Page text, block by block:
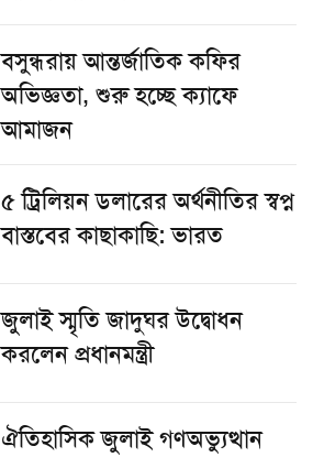
বসুন্ধরায় আন্তর্জাতিক কফির
অভিজ্ঞতা, শুরু হচ্ছে ক্যাফে
আমাজন
৫ ট্রিলিয়ন ডলারের অর্থনীতির স্বপ্ন
বাস্তবের কাছাকাছি: ভারত
জুলাই স্মৃতি জাদুঘর উদ্বোধন
করলেন প্রধানমন্ত্রী
ঐতিহাসিক জুলাই গণঅভ্যুত্থান